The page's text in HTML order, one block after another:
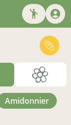
amidonnier